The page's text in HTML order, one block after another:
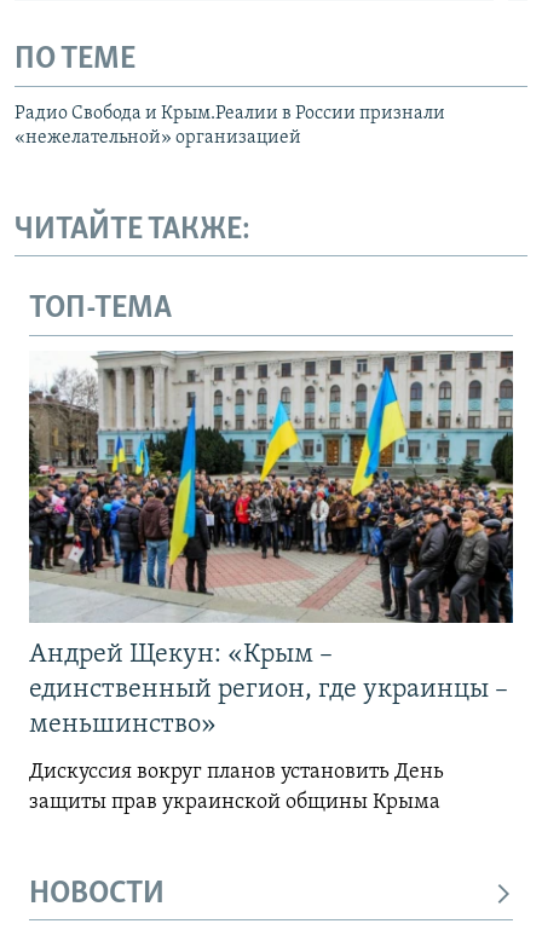
ПО ТЕМЕ
Радио Свобода и Крым.Реалии в России признали
«нежелательной» организацией
ЧИТАЙТЕ ТАКЖЕ:
ТОП-ТЕМА
Андрей Щекун: «Крым –
единственный регион, где украинцы –
меньшинство»
Дискуссия вокруг планов установить День
защиты прав украинской общины Крыма
НОВОСТИ